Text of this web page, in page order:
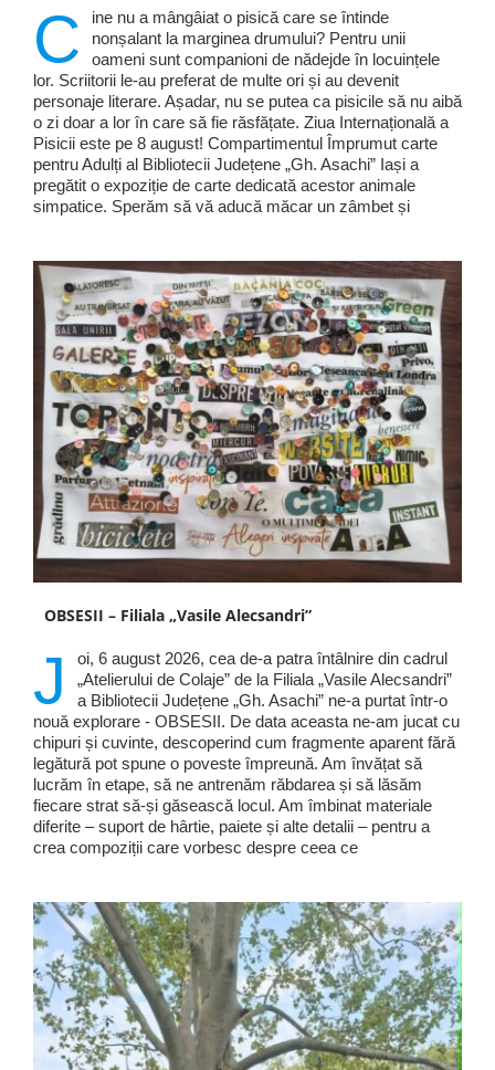
C
ine nu a mângâiat o pisică care se întinde
nonșalant la marginea drumului? Pentru unii
oameni sunt companioni de nădejde în locuințele
lor. Scriitorii le-au preferat de multe ori și au devenit
personaje literare. Așadar, nu se putea ca pisicile să nu aibă
o zi doar a lor în care să fie răsfățate. Ziua Internațională a
Pisicii este pe 8 august! Compartimentul Împrumut carte
pentru Adulți al Bibliotecii Județene „Gh. Asachi” Iași a
pregătit o expoziție de carte dedicată acestor animale
simpatice. Sperăm să vă aducă măcar un zâmbet și
OBSESII – Filiala „Vasile Alecsandri”
J
oi, 6 august 2026, cea de-a patra întâlnire din cadrul
„Atelierului de Colaje” de la Filiala „Vasile Alecsandri”
a Bibliotecii Județene „Gh. Asachi” ne-a purtat într-o
nouă explorare - OBSESII. De data aceasta ne-am jucat cu
chipuri și cuvinte, descoperind cum fragmente aparent fără
legătură pot spune o poveste împreună. Am învățat să
lucrăm în etape, să ne antrenăm răbdarea și să lăsăm
fiecare strat să-și găsească locul. Am îmbinat materiale
diferite – suport de hârtie, paiete și alte detalii – pentru a
crea compoziții care vorbesc despre ceea ce